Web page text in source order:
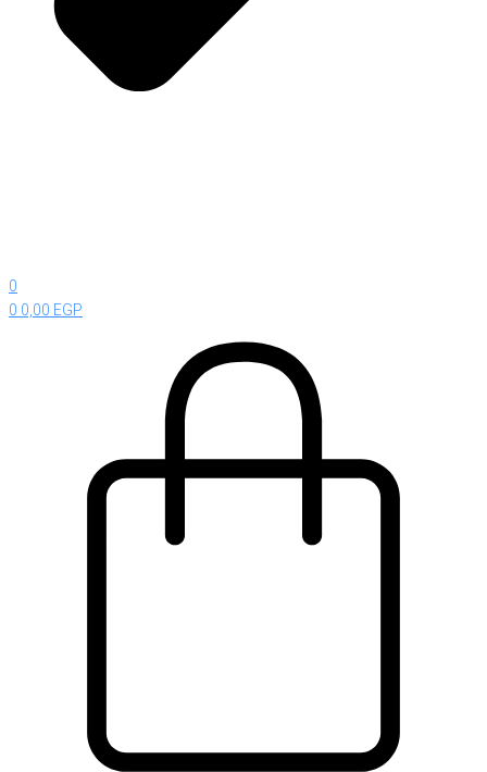
0
0,00 EGP
0